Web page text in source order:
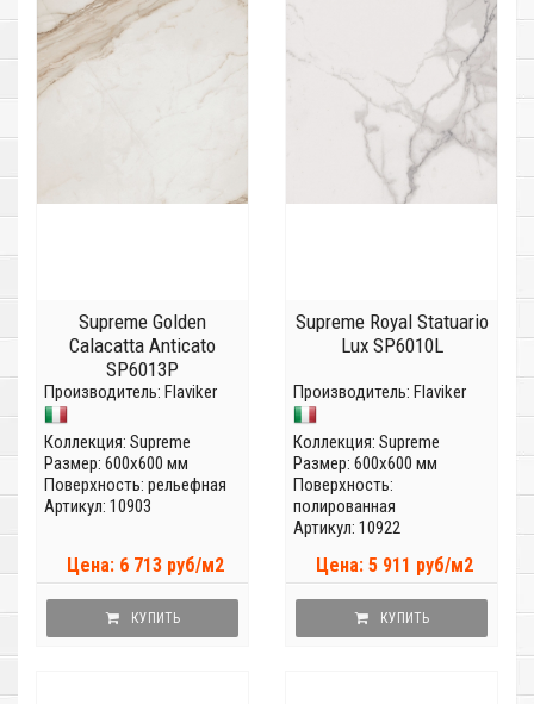
Supreme Golden
Calacatta Anticato
SP6013P
Производитель: Flaviker
Коллекция: Supreme
Размер: 600x600 мм
Поверхность: рельефная
Артикул: 10903
Цена: 6 713 руб/м2
КУПИТЬ
Supreme Royal Statuario
Lux SP6010L
Производитель: Flaviker
Коллекция: Supreme
Размер: 600x600 мм
Поверхность:
полированная
Артикул: 10922
Цена: 5 911 руб/м2
КУПИТЬ